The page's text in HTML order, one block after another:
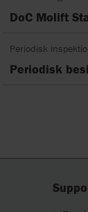
DoC Molift
Periodisk
Periodisk